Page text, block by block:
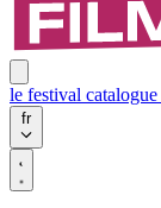
le festival catalogue
fr